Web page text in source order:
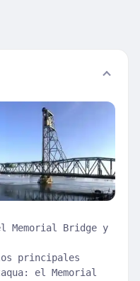
Memorial Bridge y
principales
el Memorial